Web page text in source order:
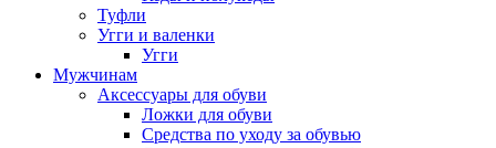
Туфли
Угги и валенки
Угги
Мужчинам
Аксессуары для обуви
Ложки для обуви
Средства по уходу за обувью